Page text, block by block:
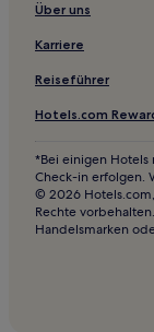
Über uns
Karriere
Reiseführer
Hotels.com
*Bei einigen Hotels
Check-in erfolgen.
© 2026
Rechte
Handelsmarken